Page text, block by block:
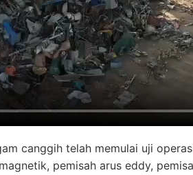
canggih telah memulai uji
pemisah arus eddy,